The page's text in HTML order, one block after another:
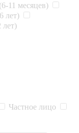
11 месяцев)
лет)
Частное лицо